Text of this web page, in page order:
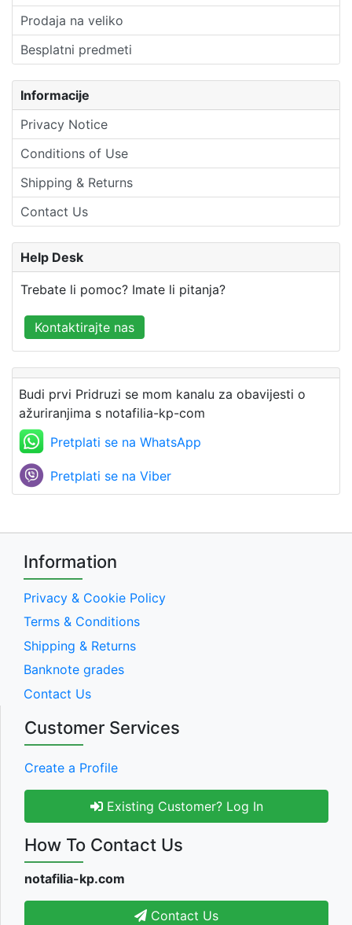
Prodaja na veliko
Besplatni predmeti
Informacije
Privacy Notice
Conditions of Use
Shipping & Returns
Contact Us
Help Desk
Trebate li pomoc? Imate li pitanja?
Kontaktirajte nas
Budi prvi Pridruzi se mom kanalu za obavijesti o
ažuriranjima s notafilia-kp-com
Pretplati se na WhatsApp
Pretplati se na Viber
Information
Privacy & Cookie Policy
Terms & Conditions
Shipping & Returns
Banknote grades
Contact Us
Customer Services
Create a Profile
Existing Customer? Log In
How To Contact Us
notafilia-kp.com
Contact Us